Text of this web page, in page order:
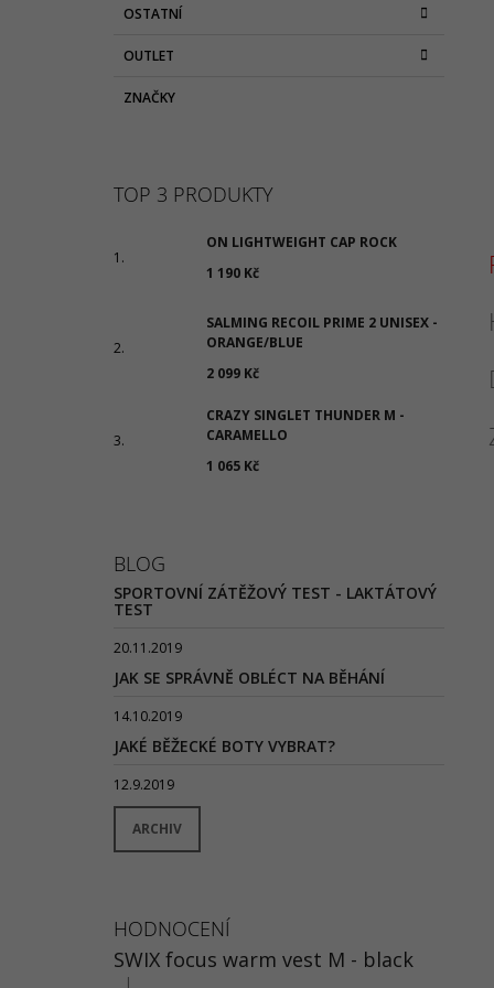
OSTATNÍ
OUTLET
ZNAČKY
TOP 3 PRODUKTY
ON LIGHTWEIGHT CAP ROCK
1 190 Kč
SALMING RECOIL PRIME 2 UNISEX -
ORANGE/BLUE
2 099 Kč
CRAZY SINGLET THUNDER M -
CARAMELLO
1 065 Kč
BLOG
SPORTOVNÍ ZÁTĚŽOVÝ TEST - LAKTÁTOVÝ
TEST
20.11.2019
JAK SE SPRÁVNĚ OBLÉCT NA BĚHÁNÍ
14.10.2019
JAKÉ BĚŽECKÉ BOTY VYBRAT?
12.9.2019
ARCHIV
HODNOCENÍ
SWIX focus warm vest M - black
|